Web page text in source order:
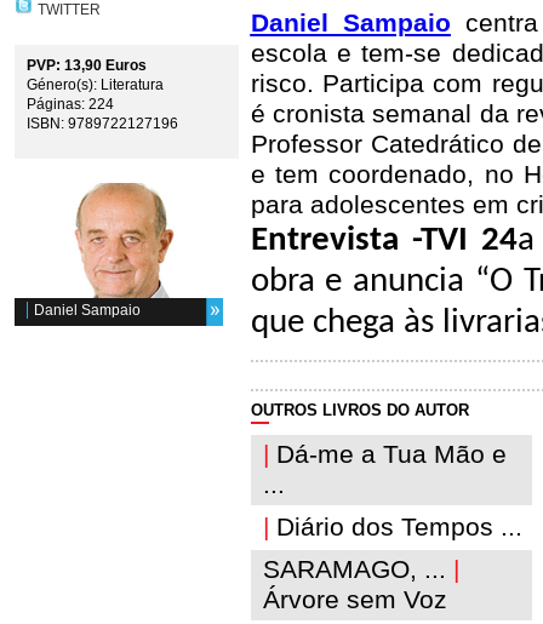
TWITTER
PVP: 13,90 Euros
Género(s): Literatura
Páginas: 224
ISBN: 9789722127196
Daniel Sampaio
Daniel Sampaio
escola e tem-se
risco. Participa com
é cronista semanal da
Professor Catedrático
e tem coordenado, no
para adolescentes em
Entrevista -TVI 24a
obra e anuncia “O
que chega às
OUTROS LIVROS DO AUTOR
| Dá-me a Tua Mão e
...
| Diário dos Tempos ...
SARAMAGO, ... |
Árvore sem Voz